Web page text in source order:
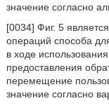
значение согласно
[0034] Фиг. 5
операций способа
в ходе
предоставления
перемещение
значение согласно